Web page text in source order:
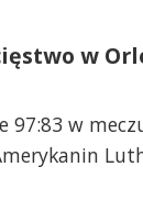
w
97:83 w